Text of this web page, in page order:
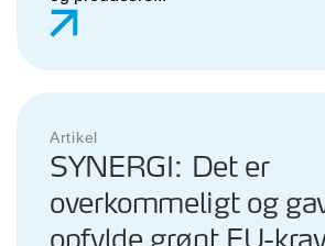
Artikel
SYNERGI: Det er
overkommeligt og